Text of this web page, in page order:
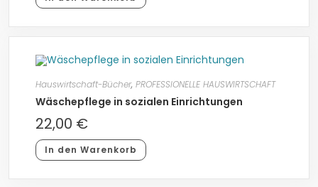
Hauswirtschaft-Bücher, PROFESSIONELLE HAUSWIRTSCHAFT
Wäschepflege in sozialen Einrichtungen
22,00 €
In den Warenkorb